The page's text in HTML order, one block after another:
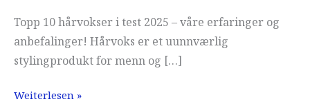
Topp 10 hårvokser i test 2025 – våre erfaringer og
anbefalinger! Hårvoks er et uunnværlig
stylingprodukt for menn og […]
Hårvoks
Weiterlesen »